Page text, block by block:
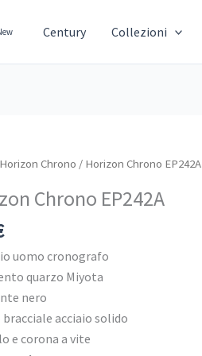
Century Collezioni
Horizon Chrono / Horizon Chrono EP242A
Chrono EP242A
uomo cronografo
quarzo Miyota
nero
bracciale acciaio solido
e corona a vite